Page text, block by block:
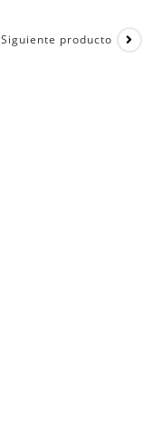
Siguiente producto